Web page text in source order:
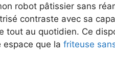
robot pâtissier sans
contraste avec sa
tout au quotidien. Ce
espace que la friteuse